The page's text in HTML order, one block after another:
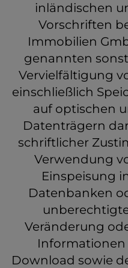
inländischen
Vorschriften
Immobilien
genannten
Vervielfältigung
einschließlich
auf optischen
Datenträgern
schriftlicher
Verwendung
Einspeisung
Datenbanken
Veränderung
Informationen
Download sowie